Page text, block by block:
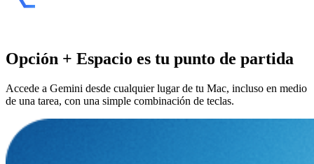
Opción + Espacio es tu punto de partida
Accede a Gemini desde cualquier lugar de tu Mac, incluso en medio
de una tarea, con una simple combinación de teclas.